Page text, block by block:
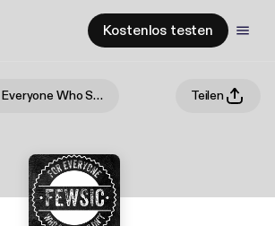
Kostenlos testen
FEWSIC - For Everyone Who Said I Couldn't Teilen